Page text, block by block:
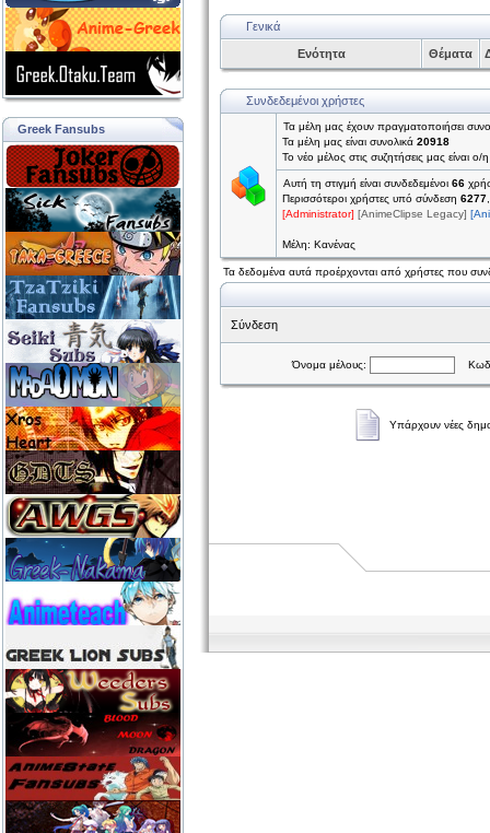
Greek Fansubs
Γενικά
Ενότητα Θέματα
Συνδεδεμένοι χρήστες
Τα μέλη μας έχουν πραγματοποιήσει
Τα μέλη μας είναι συνολικά 20918
Το νέο μέλος στις συζητήσεις μας είναι ο/
Αυτή τη στιγμή είναι συνδεδεμένοι 66
Περισσότεροι χρήστες υπό σύνδεση 6277
[Administrator] [AnimeClipse Legacy]
Μέλη: Κανένας
Τα δεδομένα αυτά προέρχονται από χρήστες που
Σύνδεση
Όνομα μέλους:
Υπάρχουν νέες